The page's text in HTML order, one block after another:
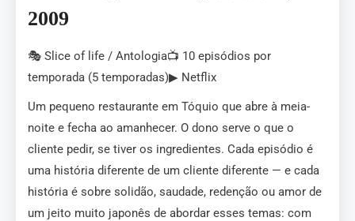
2009
🎭 Slice of life / Antologia📺 10 episódios por
temporada (5 temporadas)▶ Netflix
Um pequeno restaurante em Tóquio que abre à meia-
noite e fecha ao amanhecer. O dono serve o que o
cliente pedir, se tiver os ingredientes. Cada episódio é
uma história diferente de um cliente diferente — e cada
história é sobre solidão, saudade, redenção ou amor de
um jeito muito japonês de abordar esses temas: com